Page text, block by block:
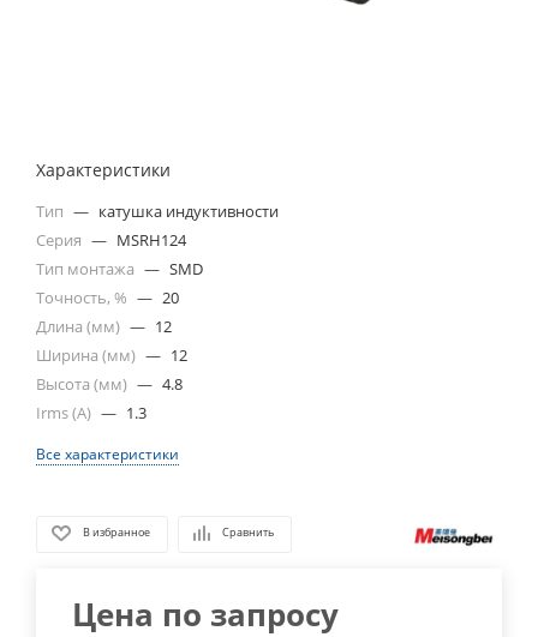
Характеристики
Тип — катушка индуктивности
Серия — MSRH124
Тип монтажа — SMD
Точность, % — 20
Длина (мм) — 12
Ширина (мм) — 12
Высота (мм) — 4.8
Irms (A) — 1.3
Все характеристики
В избранное Сравнить
Цена по запросу